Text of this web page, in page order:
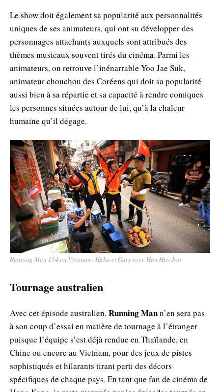
Le show doit également sa popularité aux personnalités
uniques de ses animateurs, qui ont su développer des
personnages attachants auxquels sont attribués des
thèmes musicaux souvent tirés du cinéma. Parmi les
animateurs, on retrouve l’inénarrable Yoo Jae Suk,
animateur chouchou des Coréens qui doit sa popularité
aussi bien à sa répartie et sa capacité à rendre comiques
les personnes situées autour de lui, qu’à la chaleur
humaine qu’il dégage.
Running Man 134 au Vietnam : Haha et Gary avec Han Hyo Joo
Tournage australien
Avec cet épisode australien,Running Mann’en sera pas
à son coup d’essai en matière de tournage à l’étranger
puisque l’équipe s’est déjà rendue en Thaïlande, en
Chine ou encore au Vietnam, pour des jeux de pistes
sophistiqués et hilarants tirant parti des décors
spécifiques de chaque pays. En tant que fan de cinéma de